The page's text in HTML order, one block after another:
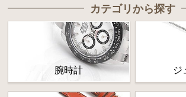
カテゴリから探す
腕時計 ジ